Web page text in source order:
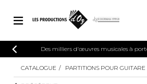
CATALOGUE
Explorez notre catalogue de partitions
riche en œuvres originales et en
CONNEXION
INSCRIPTION
Des milliers d'œuvres musicales à
CATALOGUE PARTITIONS POUR GUITARE